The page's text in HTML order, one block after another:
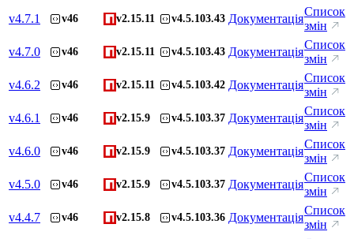
v4.7.1 v46 v2.15.11 v4.5.103.43 Документація
Список
змін
v4.7.0 v46 v2.15.11 v4.5.103.43 Документація
Список
змін
v4.6.2 v46 v2.15.11 v4.5.103.42 Документація
Список
змін
v4.6.1 v46 v2.15.9 v4.5.103.37 Документація
Список
змін
v4.6.0 v46 v2.15.9 v4.5.103.37 Документація
Список
змін
v4.5.0 v46 v2.15.9 v4.5.103.37 Документація
Список
змін
v4.4.7 v46 v2.15.8 v4.5.103.36 Документація
Список
змін